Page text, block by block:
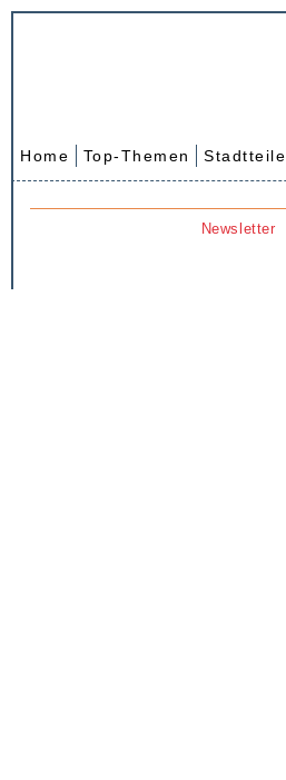
Home Top-Themen Stadtteile
Newsletter